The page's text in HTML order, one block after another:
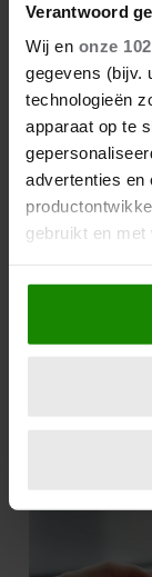
Verantwoord
Wij en onze
gegevens (bijv.
technologieën
apparaat op te
advertenties en
gebruikt en met
Als u het
locatie, die
scannen
verwerkt en
intrekken in de
We gebruiken